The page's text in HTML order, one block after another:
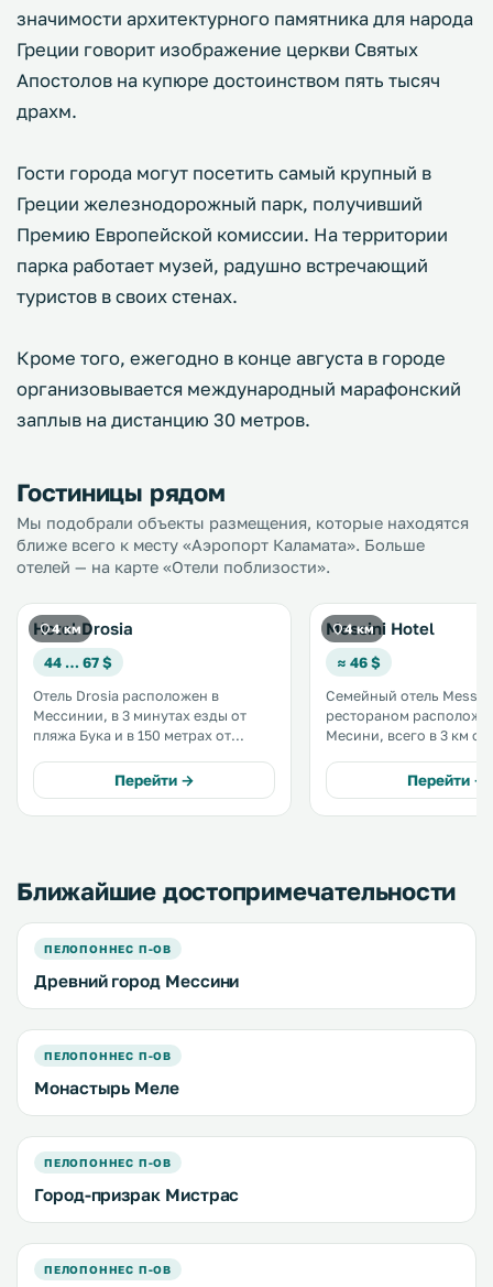
значимости архитектурного памятника для народа
Греции говорит изображение церкви Святых
Апостолов на купюре достоинством пять тысяч
драхм.
Гости города могут посетить самый крупный в
Греции железнодорожный парк, получивший
Премию Европейской комиссии. На территории
парка работает музей, радушно встречающий
туристов в своих стенах.
Кроме того, ежегодно в конце августа в городе
организовывается международный марафонский
заплыв на дистанцию 30 метров.
Гостиницы рядом
Мы подобрали объекты размещения, которые находятся
ближе всего к месту «Аэропорт Каламата». Больше
отелей — на карте «Отели поблизости».
4 км
Hotel Drosia
44 … 67 $
Отель Drosia расположен в
Мессинии, в 3 минутах езды от
пляжа Бука и в 150 метрах от
ресторан и номера с
кондиционером, бесплатным WiFi
и гидромассажной ванной. .
Перейти →
4 км
Messini Hotel
≈ 46 $
Семейный отель
рестораном
Месини, всего в 3 км от
города Каламата. .
Перейти →
Ближайшие достопримечательности
ПЕЛОПОННЕС П-ОВ
Древний город Мессини
ПЕЛОПОННЕС П-ОВ
Монастырь Меле
ПЕЛОПОННЕС П-ОВ
Город-призрак Мистрас
ПЕЛОПОННЕС П-ОВ